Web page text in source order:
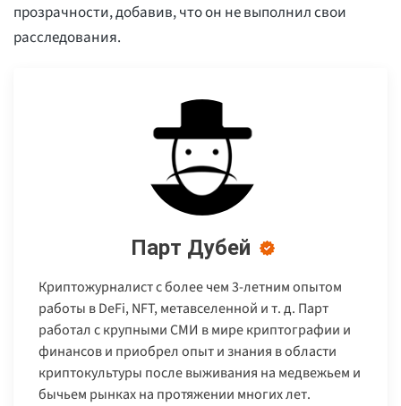
прозрачности, добавив, что он не выполнил свои
расследования.
Парт Дубей
Криптожурналист с более чем 3-летним опытом
работы в DeFi, NFT, метавселенной и т. д. Парт
работал с крупными СМИ в мире криптографии и
финансов и приобрел опыт и знания в области
криптокультуры после выживания на медвежьем и
бычьем рынках на протяжении многих лет.